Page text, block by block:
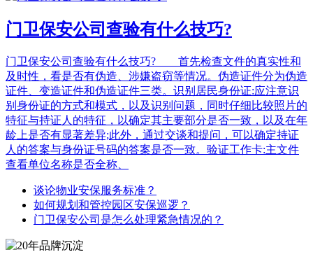
门卫保安公司查验有什么技巧?
门卫保安公司查验有什么技巧? 首先检查文件的真实性和
及时性，看是否有伪造、涉嫌盗窃等情况。伪造证件分为伪造
证件、变造证件和伪造证件三类。识别居民身份证:应注意识
别身份证的方式和模式，以及识别问题，同时仔细比较照片的
特征与持证人的特征，以确定其主要部分是否一致，以及在年
龄上是否有显著差异;此外，通过交谈和提问，可以确定持证
人的答案与身份证号码的答案是否一致。验证工作卡:主文件
查看单位名称是否全称、
谈论物业安保服务标准？
如何规划和管控园区安保巡逻？
门卫保安公司是怎么处理紧急情况的？